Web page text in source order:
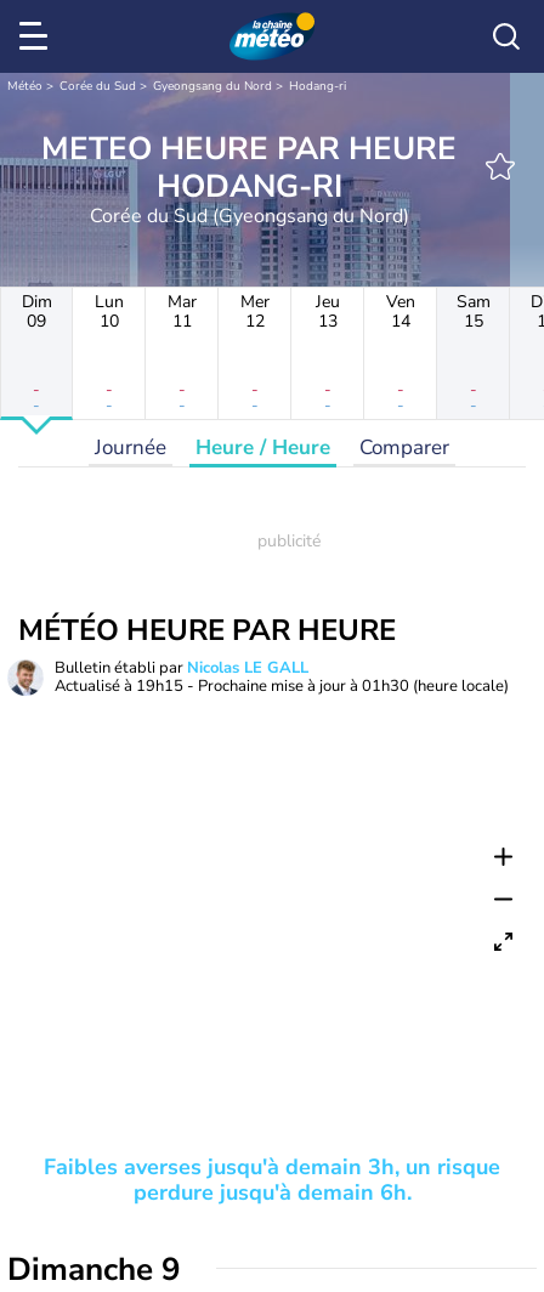
Météo Corée du Sud Gyeongsang du Nord Hodang-ri
METEO HEURE PAR HEURE
HODANG-RI
Corée du Sud (Gyeongsang du Nord)
Dim
09
-
-
Lun
10
-
-
Mar
11
-
-
Mer
12
-
-
Jeu
13
-
-
Ven
14
-
-
Sam
15
-
-
Journée Heure / Heure Comparer
MÉTÉO HEURE PAR HEURE
Bulletin établi par Nicolas LE GALL
Actualisé à 19h15 - Prochaine mise à jour à 01h30 (heure locale)
Faibles averses jusqu'à demain 3h, un risque
perdure jusqu'à demain 6h.
Dimanche 9